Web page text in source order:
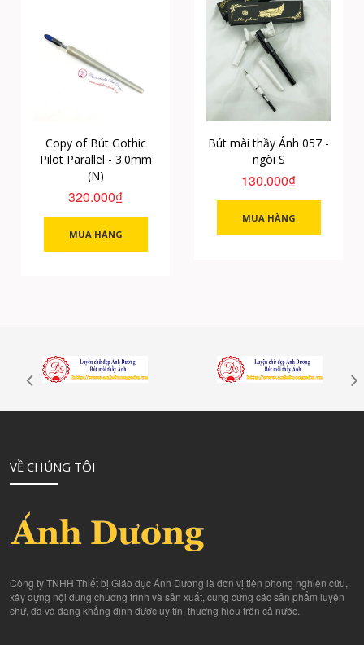
Copy of Bút Gothic
Pilot Parallel - 3.0mm
(N)
320.000₫
MUA HÀNG
Bút mài thầy Ánh 057 -
ngòi S
130.000₫
MUA HÀNG
VỀ CHÚNG TÔI
Công ty TNHH Thiết bị Giáo dục Ánh Dương là đơn vị tiên phong nghiên cứu,
xây dựng nội dung chương trình và sản xuất, cung cứng các sản phẩm luyện
chữ, đã và đang khẳng định được uy tín, thương hiệu trên cả nước.